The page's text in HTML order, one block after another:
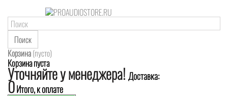
Поиск
Корзина(пусто)
Корзина пуста
Уточняйте у менеджера! Доставка:
0Итого, к оплате